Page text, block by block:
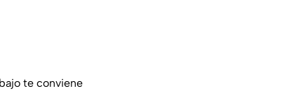
te conviene